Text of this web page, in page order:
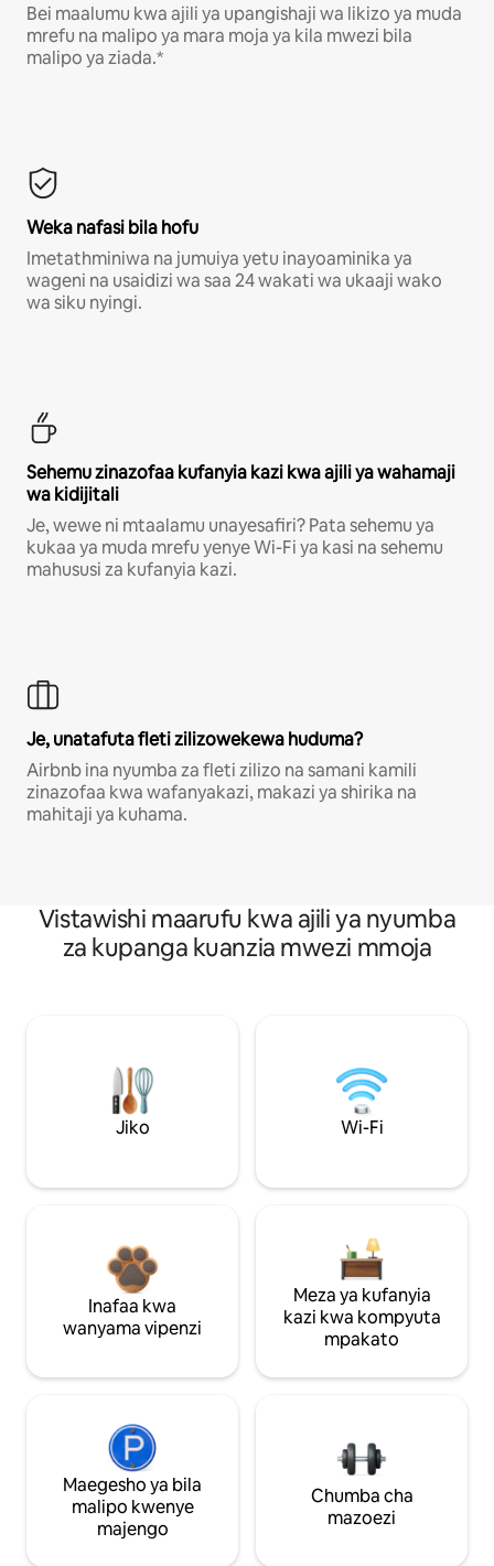
Bei maalumu kwa ajili ya upangishaji wa likizo ya muda
mrefu na malipo ya mara moja ya kila mwezi bila
malipo ya ziada.*
Weka nafasi bila hofu
Imetathminiwa na jumuiya yetu inayoaminika ya
wageni na usaidizi wa saa 24 wakati wa ukaaji wako
wa siku nyingi.
Sehemu zinazofaa kufanyia kazi kwa ajili ya wahamaji
wa kidijitali
Je, wewe ni mtaalamu unayesafiri? Pata sehemu ya
kukaa ya muda mrefu yenye Wi-Fi ya kasi na sehemu
mahususi za kufanyia kazi.
Je, unatafuta fleti zilizowekewa huduma?
Airbnb ina nyumba za fleti zilizo na samani kamili
zinazofaa kwa wafanyakazi, makazi ya shirika na
mahitaji ya kuhama.
Vistawishi maarufu kwa ajili ya nyumba
za kupanga kuanzia mwezi mmoja
Jiko Wi-Fi
Inafaa kwa
wanyama vipenzi
Meza ya kufanyia
kazi kwa kompyuta
mpakato
Maegesho ya bila
malipo kwenye
majengo
Chumba cha
mazoezi